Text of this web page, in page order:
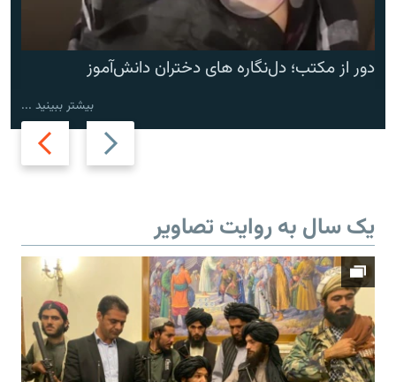
Previous
slide
Next
slide
دور از مکتب؛ دل‌نگاره های دختران دانش‌آموز
بیشتر ببینید ...
یک سال به روایت تصاویر